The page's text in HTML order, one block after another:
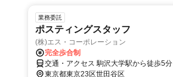
業務委託
ポスティングスタッフ
(株)エス・コーポレーション
完全歩合制
交通・アクセス 駒沢大学駅から徒歩5分
東京都東京23区世田谷区